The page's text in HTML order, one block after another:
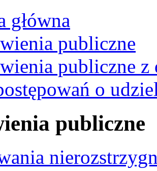
główna
publiczne
publiczne
o
publiczne